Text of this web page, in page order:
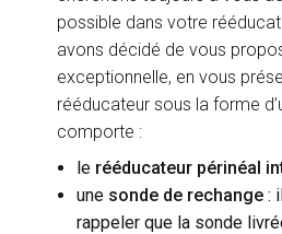
possible dans votre
avons décidé de vous
exceptionnelle, en vous
rééducateur sous la forme
comporte :
le rééducateur périnéal
une sonde de rechange :
rappeler que la sonde